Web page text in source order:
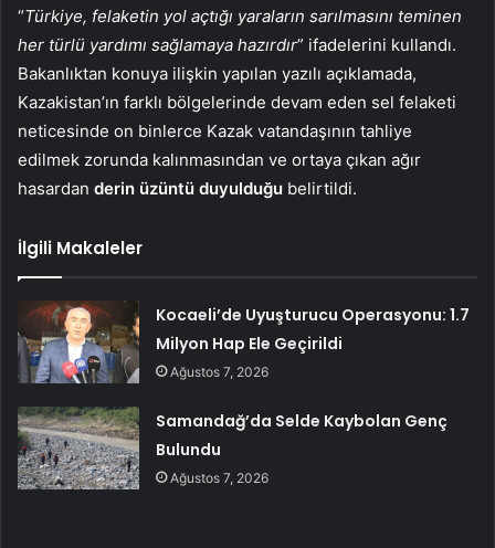
“Türkiye, felaketin yol açtığı yaraların sarılmasını teminen
her türlü yardımı sağlamaya hazırdır” ifadelerini kullandı.
Bakanlıktan konuya ilişkin yapılan yazılı açıklamada,
Kazakistan’ın farklı bölgelerinde devam eden sel felaketi
neticesinde on binlerce Kazak vatandaşının tahliye
edilmek zorunda kalınmasından ve ortaya çıkan ağır
hasardan derin üzüntü duyulduğu belirtildi.
İlgili Makaleler
Kocaeli’de Uyuşturucu Operasyonu: 1.7
Milyon Hap Ele Geçirildi
Ağustos 7, 2026
Samandağ’da Selde Kaybolan Genç
Bulundu
Ağustos 7, 2026